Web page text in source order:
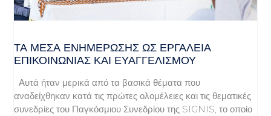
ΤΑ ΜΈΣΑ ΕΝΗΜΈΡΩΣΗΣ ΩΣ ΕΡΓΑΛΕΊΑ
ΕΠΙΚΟΙΝΩΝΊΑΣ ΚΑΙ ΕΥΑΓΓΕΛΙΣΜΟΎ
Αυτά ήταν μερικά από τα βασικά θέματα που
αναδείχθηκαν κατά τις πρώτες ολομέλειες και τις θεματικές
συνεδρίες του Παγκόσμιου Συνεδρίου της SIGNIS, το οποίο